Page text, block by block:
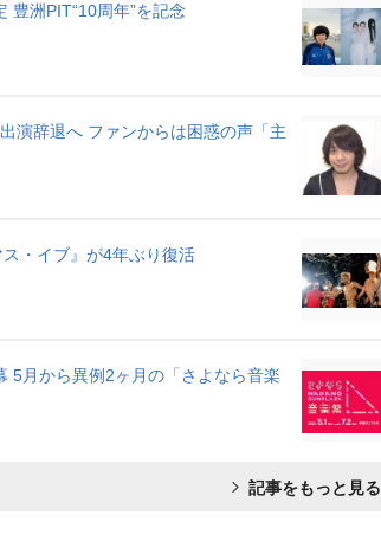
豊洲PIT“10周年”を記念
演辞退へ ファンからは困惑の声「主
・イブ』が4年ぶり復活
5月から異例2ヶ月の「さよなら音楽
記事をもっと見る